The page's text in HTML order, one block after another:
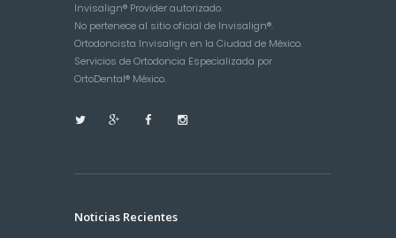
Invisalign® Provider autorizado.
No pertenece al sitio oficial de Invisalign®.
Ortodoncista Invisalign en la Ciudad de México.
Servicios de Ortodoncia Especializada por
OrtoDental® México.
Noticias Recientes